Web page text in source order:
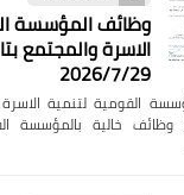
وظائف المؤسسة
الاسرة والمجتمع
2026/7/29
القومية لتنمية الاسرة
2026/7/29 وظائف خالية